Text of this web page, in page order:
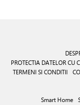
PROTECTIA DATELOR CU
TERMENI SI CONDITII
Smart Home